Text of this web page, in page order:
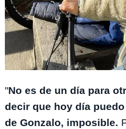
"No es de un día para
decir que hoy día
de Gonzalo, imposible.